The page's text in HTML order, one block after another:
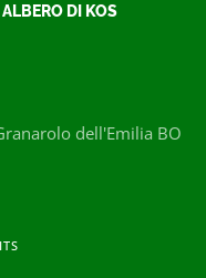
DI KOS
dell'Emilia BO